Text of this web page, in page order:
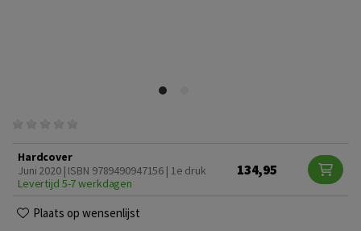
Hardcover
Juni 2020 | ISBN 9789490947156 | 1e druk
Levertijd 5-7 werkdagen
134,95
Plaats op wensenlijst